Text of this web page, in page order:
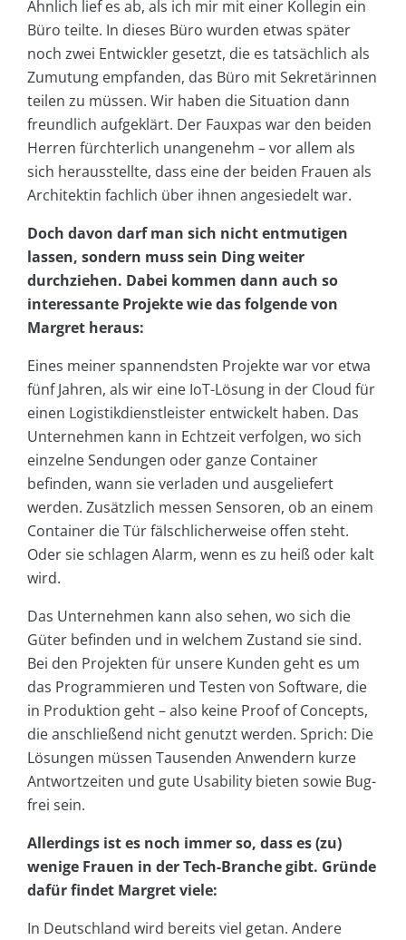
Ähnlich lief es ab, als ich mir mit einer Kollegin ein
Büro teilte. In dieses Büro wurden etwas später
noch zwei Entwickler gesetzt, die es tatsächlich als
Zumutung empfanden, das Büro mit Sekretärinnen
teilen zu müssen. Wir haben die Situation dann
freundlich aufgeklärt. Der Fauxpas war den beiden
Herren fürchterlich unangenehm – vor allem als
sich herausstellte, dass eine der beiden Frauen als
Architektin fachlich über ihnen angesiedelt war.
Doch davon darf man sich nicht entmutigen
lassen, sondern muss sein Ding weiter
durchziehen. Dabei kommen dann auch so
interessante Projekte wie das folgende von
Margret heraus:
Eines meiner spannendsten Projekte war vor etwa
fünf Jahren, als wir eine IoT-Lösung in der Cloud für
einen Logistikdienstleister entwickelt haben. Das
Unternehmen kann in Echtzeit verfolgen, wo sich
einzelne Sendungen oder ganze Container
befinden, wann sie verladen und ausgeliefert
werden. Zusätzlich messen Sensoren, ob an einem
Container die Tür fälschlicherweise offen steht.
Oder sie schlagen Alarm, wenn es zu heiß oder kalt
wird.
Das Unternehmen kann also sehen, wo sich die
Güter befinden und in welchem Zustand sie sind.
Bei den Projekten für unsere Kunden geht es um
das Programmieren und Testen von Software, die
in Produktion geht – also keine Proof of Concepts,
die anschließend nicht genutzt werden. Sprich: Die
Lösungen müssen Tausenden Anwendern kurze
Antwortzeiten und gute Usability bieten sowie Bug-
frei sein.
Allerdings ist es noch immer so, dass es (zu)
wenige Frauen in der Tech-Branche gibt. Gründe
dafür findet Margret viele:
In Deutschland wird bereits viel getan. Andere